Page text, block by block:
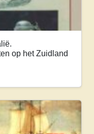
op het Zuidland